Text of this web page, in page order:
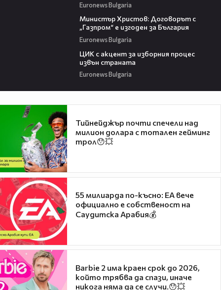
Euronews Bulgaria
Министър Христов: Договорът с
„Газпром“ е изгоден за България
Euronews Bulgaria
ЦИК с акцент за изборния процес
извън страната
Euronews Bulgaria
Тийнейджър почти спечели над
милион долара с тотален гейминг
трол😯💥
55 милиарда по-късно: EA вече
официално е собственост на
Саудитска Арабия💰
Barbie 2 има краен срок до 2026,
който трябва да спази, иначе
никога няма да се случи.😯💥